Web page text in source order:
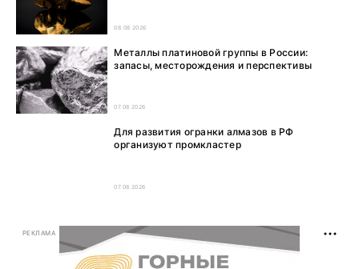
08.08.2026
Металлы платиновой группы в России:
запасы, месторождения и перспективы
07.08.2026
Для развития огранки алмазов в РФ
организуют промкластер
07.08.2026
РЕКЛАМА